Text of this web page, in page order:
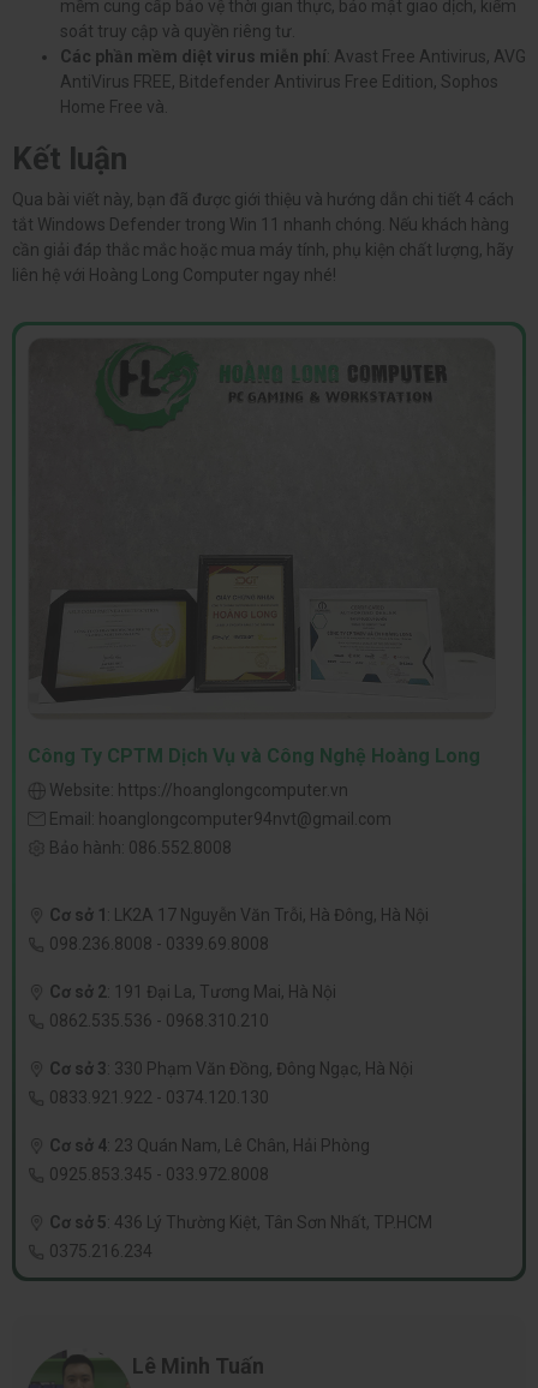
mềm cung cấp bảo vệ thời gian thực, bảo mật giao dịch, kiểm
soát truy cập và quyền riêng tư.
Các phần mềm diệt virus miễn phí: Avast Free Antivirus, AVG
AntiVirus FREE, Bitdefender Antivirus Free Edition, Sophos
Home Free và.
Kết luận
Qua bài viết này, bạn đã được giới thiệu và hướng dẫn chi tiết 4 cách
tắt Windows Defender trong Win 11 nhanh chóng. Nếu khách hàng
cần giải đáp thắc mắc hoặc mua máy tính, phụ kiện chất lượng, hãy
liên hệ với Hoàng Long Computer ngay nhé!
Công Ty CPTM Dịch Vụ và Công Nghệ Hoàng Long
Website: https://hoanglongcomputer.vn
Email: hoanglongcomputer94nvt@gmail.com
Bảo hành: 086.552.8008
Cơ sở 1 :
LK2A 17 Nguyễn Văn Trỗi, Hà Đông, Hà Nội
098.236.8008 - 0339.69.8008
Cơ sở 2: 191 Đại La, Tương Mai, Hà Nội
0862.535.536 - 0968.310.210
Cơ sở 3: 330 Phạm Văn Đồng, Đông Ngạc, Hà Nội
0833.921.922 - 0374.120.130
Cơ sở 4: 23 Quán Nam, Lê Chân, Hải Phòng
0925.853.345 - 033.972.8008
Cơ sở 5: 436 Lý Thường Kiệt, Tân Sơn Nhất, TP.HCM
0375.216.234
Lê Minh Tuấn